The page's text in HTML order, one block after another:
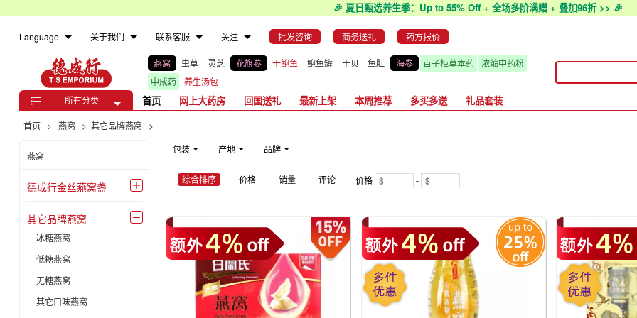
🎉 夏日甄选养生季：Up to 55% Off + 全场多阶满赠 + 叠加96折 >> 🎉
Language 关于我们 联系客服 关注 批发咨询 商务送礼 药方报价
燕窝 虫草 灵芝 花旗参 干鲍鱼 鲍鱼罐 干贝 鱼肚 海参 百子柜草本药
浓缩中药粉
中成药
养生汤包

所有分类 首页 网上大药房 回国送礼 最新上架 本周推荐 多买多送 礼品套装
首页 > 燕窝 > 其它品牌燕窝 >
燕窝
德成行金丝燕窝盏 
其它品牌燕窝 
冰糖燕窝
低糖燕窝
无糖燕窝
其它口味燕窝
包装 产地 品牌
综合排序 价格 销量 评论 价格
-